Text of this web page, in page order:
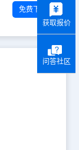
免费下载
获取报价
问答社区